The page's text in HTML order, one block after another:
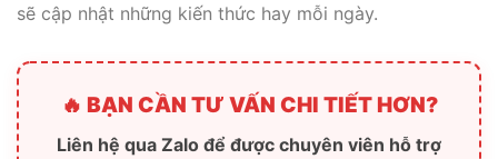
sẽ cập nhật những kiến thức hay mỗi ngày.
🔥 BẠN CẦN TƯ VẤN CHI TIẾT HƠN?
Liên hệ qua Zalo để được chuyên viên hỗ trợ